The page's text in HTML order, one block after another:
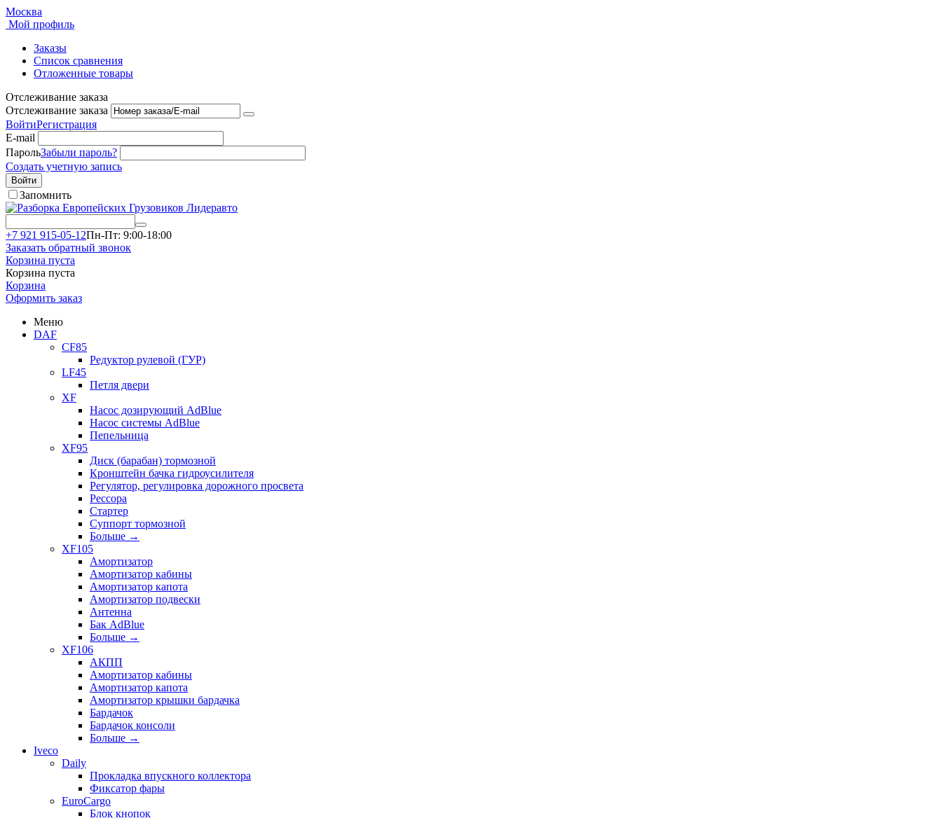
Москва
Мой профиль
Заказы
Список сравнения
Отложенные товары
Отслеживание заказа
Отслеживание заказа
ВойтиРегистрация
E-mail
ПарольЗабыли пароль?
Создать учетную запись
Войти
Запомнить
+7 921 915-05-12Пн-Пт: 9:00-18:00
Заказать обратный звонок
Корзина пуста
Корзина пуста
Корзина
Оформить заказ
Меню
DAF
CF85
Редуктор рулевой (ГУР)
LF45
Петля двери
XF
Насос дозирующий AdBlue
Насос системы AdBlue
Пепельница
XF95
Диск (барабан) тормозной
Кронштейн бачка гидроусилителя
Регулятор, регулировка дорожного просвета
Рессора
Стартер
Суппорт тормозной
Больше →
XF105
Амортизатор
Амортизатор кабины
Амортизатор капота
Амортизатор подвески
Антенна
Бак AdBlue
Больше →
XF106
АКПП
Амортизатор кабины
Амортизатор капота
Амортизатор крышки бардачка
Бардачок
Бардачок консоли
Больше →
Iveco
Daily
Прокладка впускного коллектора
Фиксатор фары
EuroCargo
Блок кнопок